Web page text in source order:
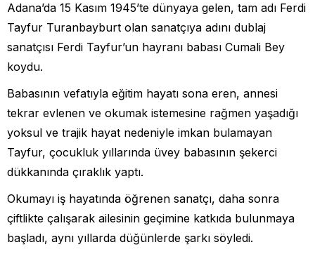
Adana’da 15 Kasım 1945’te dünyaya gelen, tam adı Ferdi
Tayfur Turanbayburt olan sanatçıya adını dublaj
sanatçısı Ferdi Tayfur’un hayranı babası Cumali Bey
koydu.
Babasının vefatıyla eğitim hayatı sona eren, annesi
tekrar evlenen ve okumak istemesine rağmen yaşadığı
yoksul ve trajik hayat nedeniyle imkan bulamayan
Tayfur, çocukluk yıllarında üvey babasının şekerci
dükkanında çıraklık yaptı.
Okumayı iş hayatında öğrenen sanatçı, daha sonra
çiftlikte çalışarak ailesinin geçimine katkıda bulunmaya
başladı, aynı yıllarda düğünlerde şarkı söyledi.